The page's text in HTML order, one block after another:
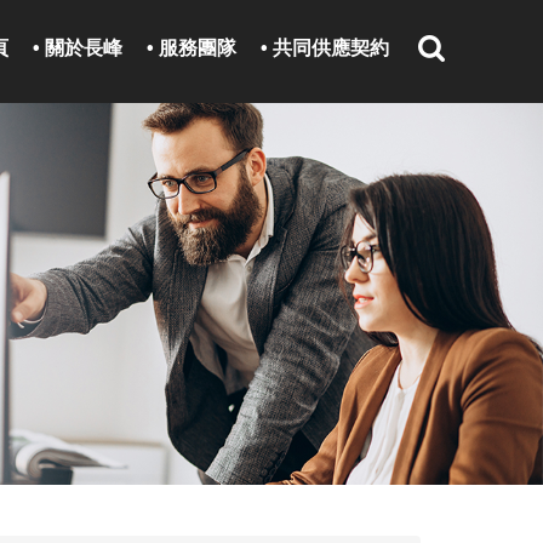
• 關於長峰 • 服務團隊 • 共同供應契約